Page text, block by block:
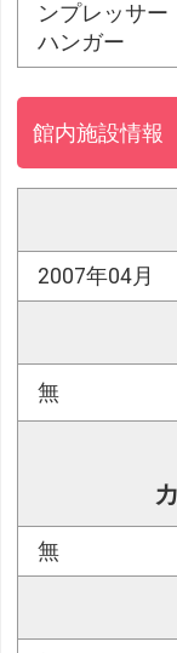
ンプレッサー
ハンガー
館内施設情報
2007年04月
無
無